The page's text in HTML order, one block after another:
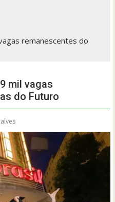
remanescentes do
mil vagas
do Futuro